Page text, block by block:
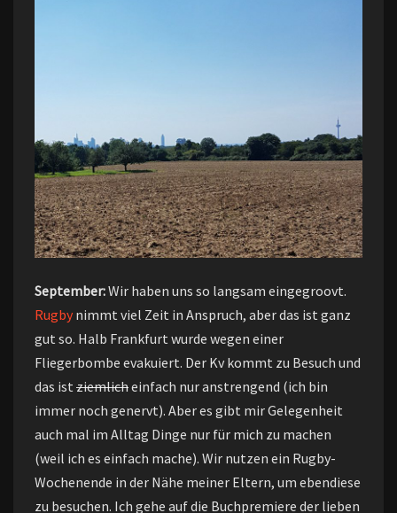
September:Wir haben uns so langsam eingegroovt.
Rugbynimmt viel Zeit in Anspruch, aber das ist ganz
gut so. Halb Frankfurt wurde wegen einer
Fliegerbombe evakuiert. Der Kv kommt zu Besuch und
das ist ziemlicheinfach nur anstrengend (ich bin
immer noch genervt). Aber es gibt mir Gelegenheit
auch mal im Alltag Dinge nur für mich zu machen
(weil ich es einfach mache). Wir nutzen ein Rugby-
Wochenende in der Nähe meiner Eltern, um ebendiese
zu besuchen. Ich gehe auf die Buchpremiere der lieben